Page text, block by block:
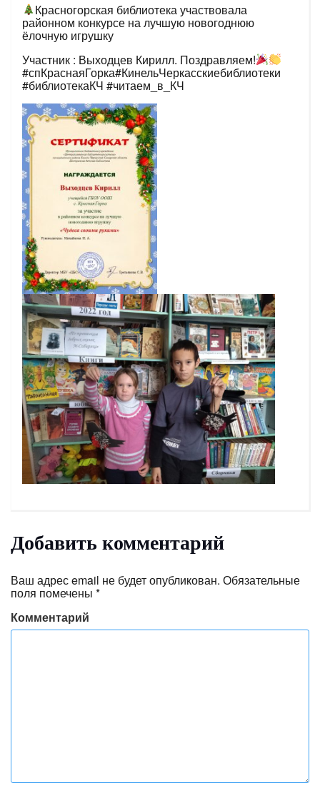
Красногорская библиотека участвовала
районном конкурсе на лучшую новогоднюю
ёлочную игрушку
Участник : Выходцев Кирилл. Поздравляем!
#спКраснаяГорка#КинельЧеркасскиебиблиотеки
#библиотекаКЧ #читаем_в_КЧ
Добавить комментарий
Ваш адрес email не будет опубликован. Обязательные
поля помечены *
Комментарий